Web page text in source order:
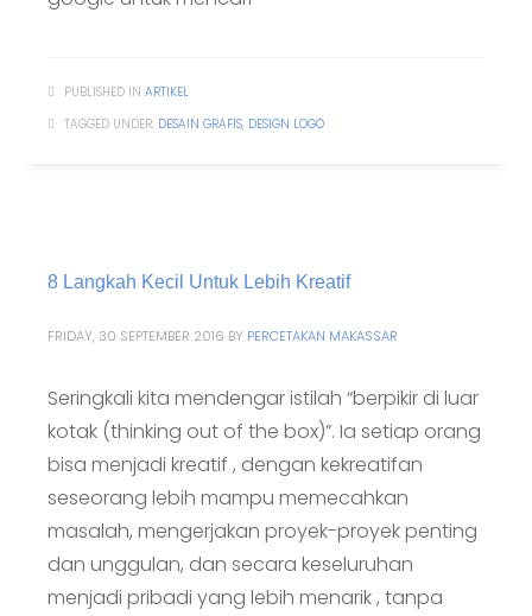
PUBLISHED IN ARTIKEL
TAGGED UNDER: DESAIN GRAFIS, DESIGN LOGO
8 Langkah Kecil Untuk Lebih Kreatif
FRIDAY, 30 SEPTEMBER 2016 BY PERCETAKAN MAKASSAR
Seringkali kita mendengar istilah “berpikir di luar
kotak (thinking out of the box)”. Ia setiap orang
bisa menjadi kreatif , dengan kekreatifan
seseorang lebih mampu memecahkan
masalah, mengerjakan proyek-proyek penting
dan unggulan, dan secara keseluruhan
menjadi pribadi yang lebih menarik , tanpa